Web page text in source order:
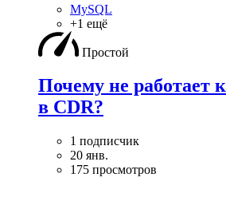
MySQL
+1 ещё
Простой
Почему не работает
в CDR?
1 подписчик
20 янв.
175 просмотров